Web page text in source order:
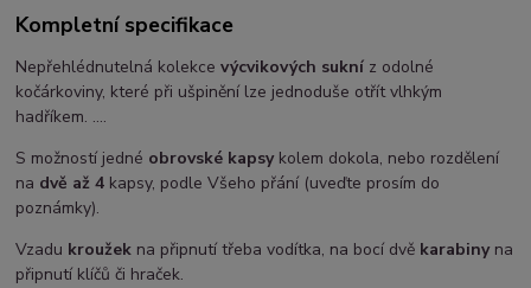
Kompletní specifikace
Nepřehlédnutelná kolekcevýcvikových sukní z odolné
kočárkoviny, které při ušpinění lze jednoduše otřít vlhkým
hadříkem. ....
S možností jedné obrovské kapsykolem dokola, nebo rozdělení
na dvě až 4 kapsy, podle Všeho přání (uveďte prosím do
poznámky).
Vzadu kroužek na připnutí třeba vodítka, na bocí dvě karabinyna
připnutí klíčů či hraček.